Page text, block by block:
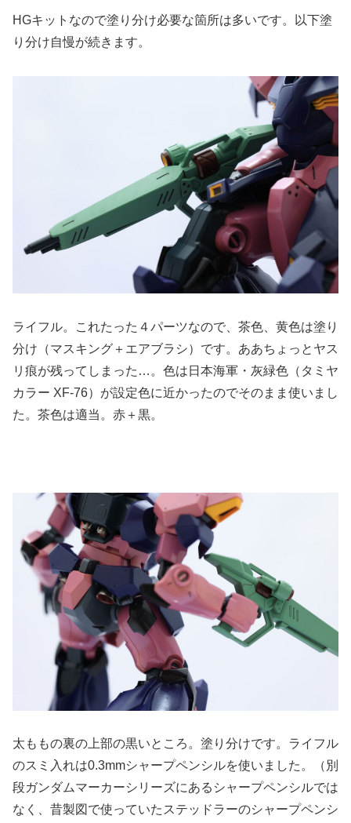
HGキットなので塗り分け必要な箇所は多いです。以下塗
り分け自慢が続きます。
ライフル。これたった４パーツなので、茶色、黄色は塗り
分け（マスキング＋エアブラシ）です。ああちょっとヤス
リ痕が残ってしまった…。色は日本海軍・灰緑色（タミヤ
カラー XF-76）が設定色に近かったのでそのまま使いまし
た。茶色は適当。赤＋黒。
太ももの裏の上部の黒いところ。塗り分けです。ライフル
のスミ入れは0.3mmシャープペンシルを使いました。（別
段ガンダムマーカーシリーズにあるシャープペンシルでは
なく、昔製図で使っていたステッドラーのシャープペンシ